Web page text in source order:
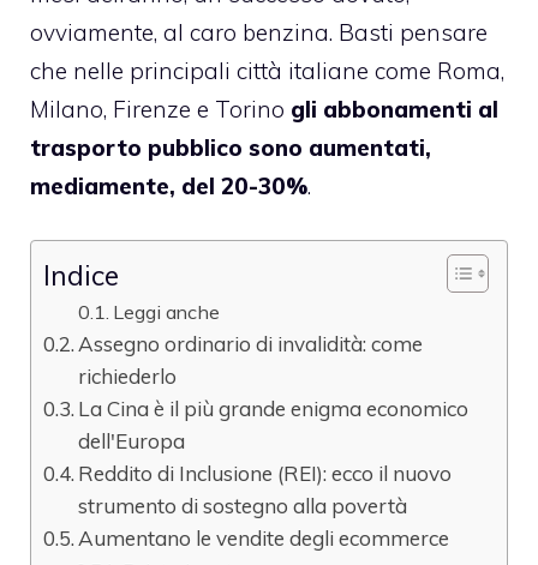
ovviamente, al caro benzina. Basti pensare
che nelle principali città italiane come Roma,
Milano, Firenze e Torino gli abbonamenti al
trasporto pubblico sono aumentati,
mediamente, del 20-30%.
Indice
Leggi anche
Assegno ordinario di invalidità: come
richiederlo
La Cina è il più grande enigma economico
dell'Europa
Reddito di Inclusione (REI): ecco il nuovo
strumento di sostegno alla povertà
Aumentano le vendite degli ecommerce